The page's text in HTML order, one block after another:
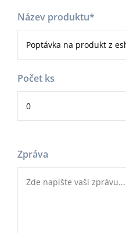
Název produktu*
Počet ks
Zpráva